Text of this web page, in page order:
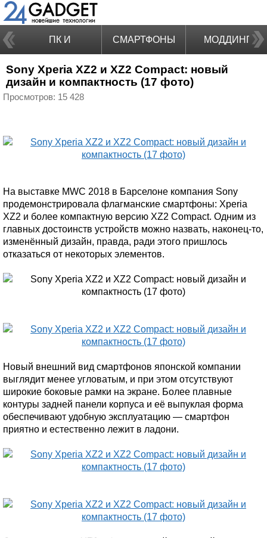
ПК И
НОУТБУКИ
СМАРТФОНЫ МОДДИНГ
Sony Xperia XZ2 и XZ2 Compact: новый
дизайн и компактность (17 фото)
Просмотров: 15 428
На выставке MWC 2018 в Барселоне компания Sony
продемонстрировала флагманские смартфоны: Xperia
XZ2 и более компактную версию XZ2 Compact. Одним из
главных достоинств устройств можно назвать, наконец-то,
изменённый дизайн, правда, ради этого пришлось
отказаться от некоторых элементов.
Новый внешний вид смартфонов японской компании
выглядит менее угловатым, и при этом отсутствуют
широкие боковые рамки на экране. Более плавные
контуры задней панели корпуса и её выпуклая форма
обеспечивают удобную эксплуатацию — смартфон
приятно и естественно лежит в ладони.